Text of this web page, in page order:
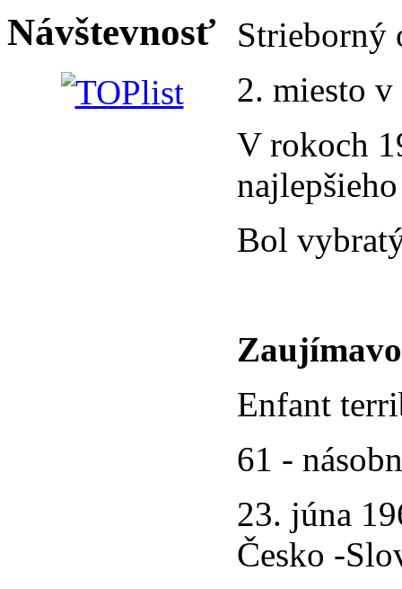
Návštevnosť
Strieborný
2. miesto
V rokoch
Bol
Enfant
61 -
23. júna
Česko -